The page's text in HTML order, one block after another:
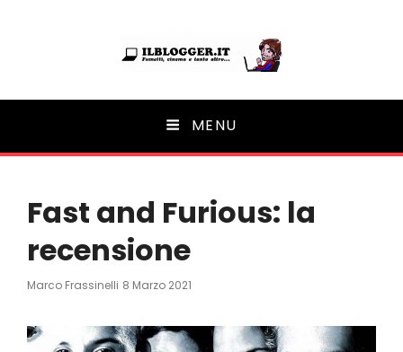
Ilblogger.it
Il portalino di blog | MENU
Fast and Furious: la
recensione
Marco Frassinelli Posted
8 Marzo 2021